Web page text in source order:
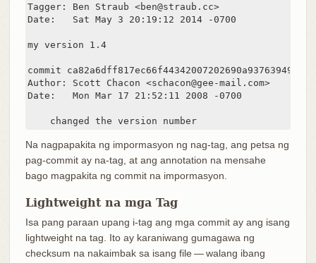
Tagger: Ben Straub <ben@straub.cc>
Date:   Sat May 3 20:19:12 2014 -0700
my version 1.4
commit ca82a6dff817ec66f44342007202690a93763949
Author: Scott Chacon <schacon@gee-mail.com>
Date:   Mon Mar 17 21:52:11 2008 -0700
    changed the version number
Na nagpapakita ng impormasyon ng nag-tag, ang petsa ng
pag-commit ay na-tag, at ang annotation na mensahe
bago magpakita ng commit na impormasyon.
Lightweight na mga Tag
Isa pang paraan upang i-tag ang mga commit ay ang isang
lightweight na tag. Ito ay karaniwang gumagawa ng
checksum na nakaimbak sa isang file — walang ibang